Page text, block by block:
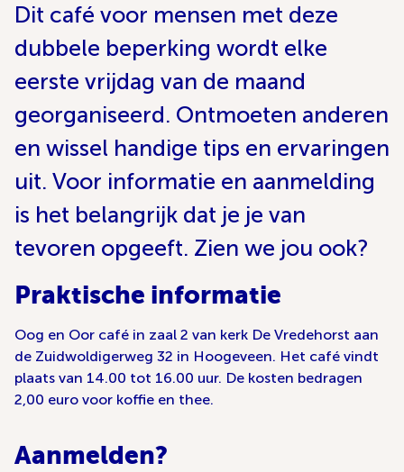
Dit café voor mensen met deze
dubbele beperking wordt elke
eerste vrijdag van de maand
georganiseerd. Ontmoeten anderen
en wissel handige tips en ervaringen
uit. Voor informatie en aanmelding
is het belangrijk dat je je van
tevoren opgeeft. Zien we jou ook?
Praktische informatie
Oog en Oor café in zaal 2 van kerk De Vredehorst aan
de Zuidwoldigerweg 32 in Hoogeveen. Het café vindt
plaats van 14.00 tot 16.00 uur. De kosten bedragen
2,00 euro voor koffie en thee.
Aanmelden?